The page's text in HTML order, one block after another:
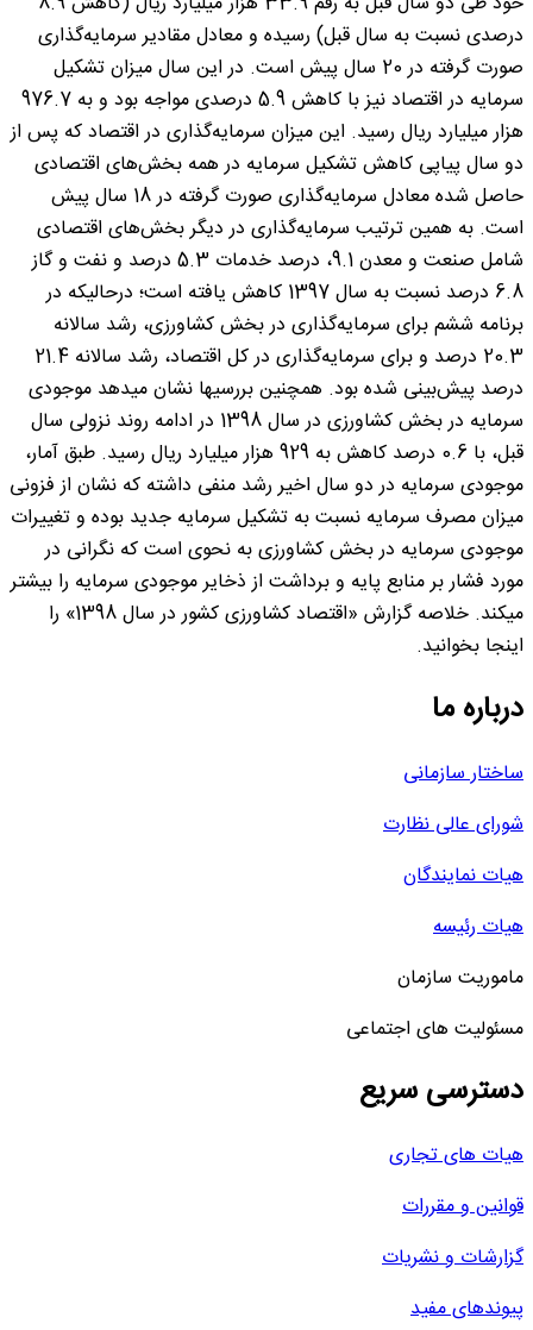
درصدی نسبت به سال قبل) رسیده و معادل مقادیر سرمایه‌گذاری
صورت گرفته در 20 سال پیش است. در این سال میزان تشکیل
سرمایه در اقتصاد نیز با کاهش 5.9 درصدی مواجه بود و به 976.7
هزار میلیارد ریال رسید. این میزان سرمایه‌گذاری در اقتصاد که پس از
دو سال پیاپی کاهش تشکیل سرمایه در همه بخش‌های اقتصادی
حاصل شده معادل سرمایه‌گذاری صورت گرفته در 18 سال پیش
است. به همین ترتیب سرمایه‌گذاری در دیگر بخش‌های اقتصادی
شامل صنعت و معدن 9.1، درصد خدمات 5.3 درصد و نفت و گاز
6.8 درصد نسبت به سال 1397 کاهش یافته است؛ درحالیکه در
برنامه ششم برای سرمایه‌گذاری در بخش کشاورزی، رشد سالانه
20.3 درصد و برای سرمایه‌گذاری در کل اقتصاد، رشد سالانه 21.4
درصد پیش‌بینی شده بود. همچنین بررسیها نشان میدهد موجودی
سرمایه در بخش کشاورزی در سال 1398 در ادامه روند نزولی سال
قبل، با 0.6 درصد کاهش به 929 هزار میلیارد ریال رسید. طبق آمار،
موجودی سرمایه در دو سال اخیر رشد منفی داشته که نشان از فزونی
میزان مصرف سرمایه نسبت به تشکیل سرمایه جدید بوده و تغییرات
موجودی سرمایه در بخش کشاورزی به نحوی است که نگرانی در
مورد فشار بر منابع پایه و برداشت از ذخایر موجودی سرمایه را بیشتر
میکند. خلاصه گزارش «اقتصاد کشاورزی کشور در سال 1398» را
اینجا بخوانید.
درباره ما
ساختار سازمانی
شورای عالی نظارت
هیات نمایندگان
هیات رئیسه
ماموریت سازمان
مسئولیت های اجتماعی
دسترسی سریع
هیات های تجاری
قوانین و مقررات
گزارشات و نشریات
پیوندهای مفید